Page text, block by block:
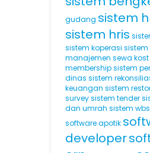
gudang sistem
sistem hris
sistem koperasi sistem
manajemen sewa kost
membership sistem
dinas sistem
keuangan sistem
survey sistem tender
dan umrah sistem wbs
software apotik
developer